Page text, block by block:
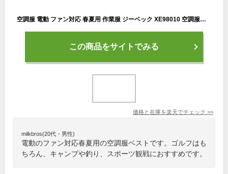
空調服 電動 ファン対応 春夏用 作業服 ジーベック XE98010 空調服ベスト SS～5L キャンプ 釣り ゴルフ スポーツ観戦 アウトドアレジャー
この商品をサイトでみる
価格と在庫を楽天でチェック >>
milkbros(20代・男性)
電動のファン対応春夏用の空調服ベストです。ゴルフはも
ちろん、キャンプや釣り、スポーツ観戦におすすめです。